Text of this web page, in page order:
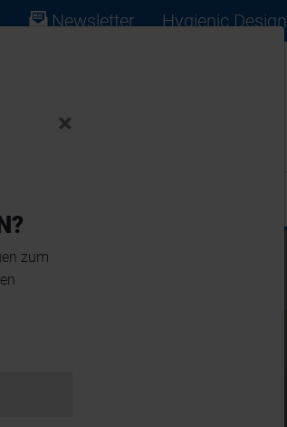
Newsletter Hygienic Design
×
zum